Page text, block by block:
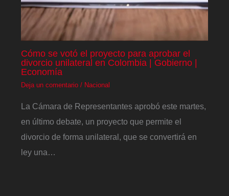
Cómo se votó el proyecto para aprobar el
divorcio unilateral en Colombia | Gobierno |
Economía
Deja un comentario / Nacional
La Cámara de Representantes aprobó este martes,
en último debate, un proyecto que permite el
divorcio de forma unilateral, que se convertirá en
ley una…